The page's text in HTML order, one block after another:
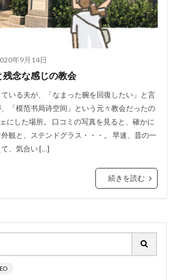
年9月14日
残念な感じの教会
いる夫が、「なまった腕を回復したい」と言
「模范书局诗空间」という元々教会だったの
にした場所。 口コミの写真を見ると、確かに
観と、ステンドグラス・・・。 早速、昔の一
、気合い […]
続きを読む